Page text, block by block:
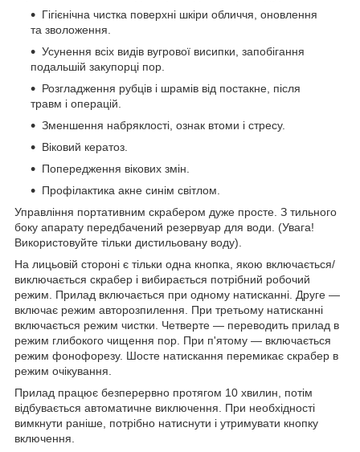
Гігієнічна чистка поверхні шкіри обличчя, оновлення
та зволоження.
Усунення всіх видів вугрової висипки, запобігання
подальшій закупорці пор.
Розгладження рубців і шрамів від постакне, після
травм і операцій.
Зменшення набряклості, ознак втоми і стресу.
Віковий кератоз.
Попередження вікових змін.
Профілактика акне синім світлом.
Управління портативним скрабером дуже просте. З тильного
боку апарату передбачений резервуар для води. (Увага!
Використовуйте тільки дистильовану воду).
На лицьовій стороні є тільки одна кнопка, якою включається/
виключається скрабер і вибирається потрібний робочий
режим. Прилад включається при одному натисканні. Друге —
включає режим авторозпилення. При третьому натисканні
включається режим чистки. Четверте — переводить прилад в
режим глибокого чищення пор. При п'ятому — включається
режим фонофорезу. Шосте натискання перемикає скрабер в
режим очікування.
Прилад працює безперервно протягом 10 хвилин, потім
відбувається автоматичне виключення. При необхідності
вимкнути раніше, потрібно натиснути і утримувати кнопку
включення.